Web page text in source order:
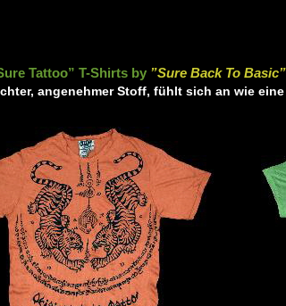
Tattoo” T-Shirts by ”Sure Back To Basic”
angenehmer Stoff, fühlt sich an wie